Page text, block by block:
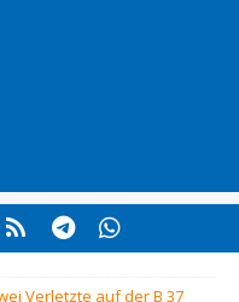
Verletzte auf der B 37